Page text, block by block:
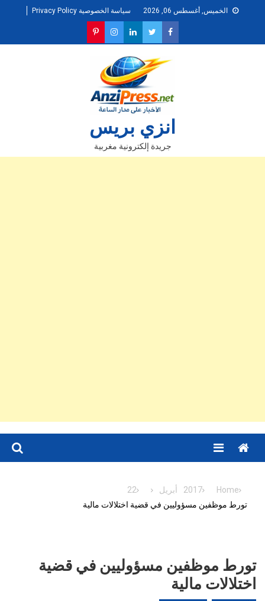
الخميس, أغسطس 06, 2026 سياسة الخصوصية Privacy Policy
انزي بريس
جريدة إلكترونية مغربية
Menu
Home
2017 أبريل
22
تورط موظفين مسؤوليين في قضية اختلالات مالية
تورط موظفين مسؤوليين في قضية
اختلالات مالية